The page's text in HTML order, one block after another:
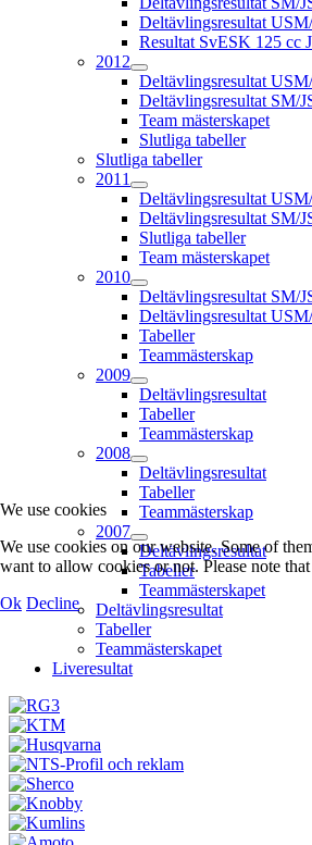
Deltävlingsresultat
Resultat SvESK 125 cc
2012
Deltävlingsresultat
Deltävlingsresultat SM/
Team mästerskapet
Slutliga tabeller
Slutliga tabeller
2011
Deltävlingsresultat
Deltävlingsresultat SM/
Slutliga tabeller
Team mästerskapet
2010
Deltävlingsresultat SM/
Deltävlingsresultat
Tabeller
Teammästerskap
2009
Deltävlingsresultat
Tabeller
Teammästerskap
2008
Deltävlingsresultat
Tabeller
Teammästerskap
2007
Deltävlingsresultat
Tabeller
Teammästerskapet
Deltävlingsresultat
Tabeller
Teammästerskapet
Liveresultat
We use cookies
We use cookies on our website. Some of
want to allow cookies or not. Please note
Ok Decline